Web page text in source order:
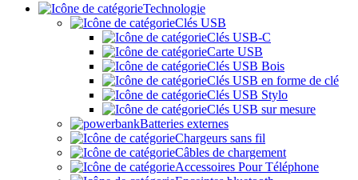
Technologie
Clés USB
Clés USB-C
Carte USB
Clés USB Bois
Clés USB en forme de clé
Clés USB Stylo
Clés USB sur mesure
Batteries externes
Chargeurs sans fil
Câbles de chargement
Accessoires Pour Téléphone